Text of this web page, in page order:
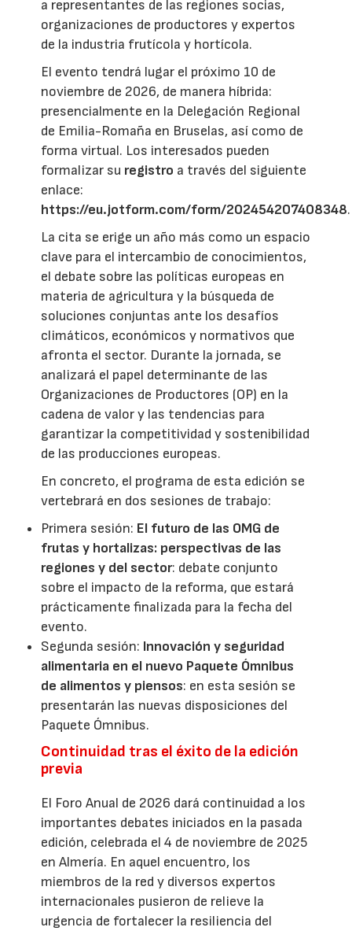
a representantes de las regiones socias,
organizaciones de productores y expertos
de la industria frutícola y hortícola.
El evento tendrá lugar el próximo 10 de
noviembre de 2026, de manera híbrida:
presencialmente en la Delegación Regional
de Emilia-Romaña en Bruselas, así como de
forma virtual. Los interesados pueden
formalizar su registro a través del siguiente
enlace:
https://eu.jotform.com/form/202454207408348.
La cita se erige un año más como un espacio
clave para el intercambio de conocimientos,
el debate sobre las políticas europeas en
materia de agricultura y la búsqueda de
soluciones conjuntas ante los desafíos
climáticos, económicos y normativos que
afronta el sector. Durante la jornada, se
analizará el papel determinante de las
Organizaciones de Productores (OP) en la
cadena de valor y las tendencias para
garantizar la competitividad y sostenibilidad
de las producciones europeas.
En concreto, el programa de esta edición se
vertebrará en dos sesiones de trabajo:
Primera sesión: El futuro de las OMG de
frutas y hortalizas: perspectivas de las
regiones y del sector: debate conjunto
sobre el impacto de la reforma, que estará
prácticamente finalizada para la fecha del
evento.
Segunda sesión: Innovación y seguridad
alimentaria en el nuevo Paquete Ómnibus
de alimentos y piensos: en esta sesión se
presentarán las nuevas disposiciones del
Paquete Ómnibus.
Continuidad tras el éxito de la edición
previa
El Foro Anual de 2026 dará continuidad a los
importantes debates iniciados en la pasada
edición, celebrada el 4 de noviembre de 2025
en Almería. En aquel encuentro, los
miembros de la red y diversos expertos
internacionales pusieron de relieve la
urgencia de fortalecer la resiliencia del